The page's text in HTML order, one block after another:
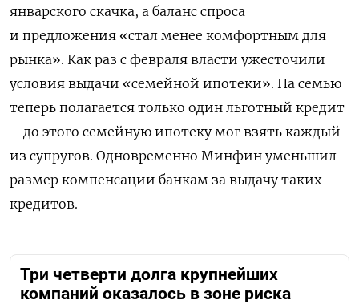
январского скачка, а баланс спроса
и предложения «стал менее комфортным для
рынка». Как раз с февраля власти ужесточили
условия выдачи «семейной ипотеки». На семью
теперь полагается только один льготный кредит
– до этого семейную ипотеку мог взять каждый
из супругов. Одновременно Минфин уменьшил
размер компенсации банкам за выдачу таких
кредитов.
Три четверти долга крупнейших
компаний оказалось в зоне риска